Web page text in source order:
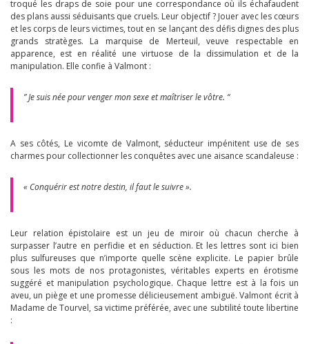
troqué les draps de soie pour une correspondance où ils échafaudent
des plans aussi séduisants que cruels. Leur objectif ? Jouer avec les cœurs
et les corps de leurs victimes, tout en se lançant des défis dignes des plus
grands stratèges. La marquise de Merteuil, veuve respectable en
apparence, est en réalité une virtuose de la dissimulation et de la
manipulation. Elle confie à Valmont :
” Je suis née pour venger mon sexe et maîtriser le vôtre. “
A ses côtés, Le vicomte de Valmont, séducteur impénitent use de ses
charmes pour collectionner les conquêtes avec une aisance scandaleuse :
« Conquérir est notre destin, il faut le suivre ».
Leur relation épistolaire est un jeu de miroir où chacun cherche à
surpasser l’autre en perfidie et en séduction. Et les lettres sont ici bien
plus sulfureuses que n’importe quelle scène explicite. Le papier brûle
sous les mots de nos protagonistes, véritables experts en érotisme
suggéré et manipulation psychologique. Chaque lettre est à la fois un
aveu, un piège et une promesse délicieusement ambiguë. Valmont écrit à
Madame de Tourvel, sa victime préférée, avec une subtilité toute libertine
: